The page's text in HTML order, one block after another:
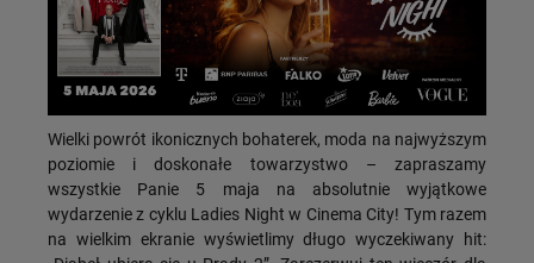
Wielki powrót ikonicznych bohaterek, moda na najwyższym
poziomie i doskonałe towarzystwo – zapraszamy
wszystkie Panie 5 maja na absolutnie wyjątkowe
wydarzenie z cyklu Ladies Night w Cinema City! Tym razem
na wielkim ekranie wyświetlimy długo wyczekiwany hit: